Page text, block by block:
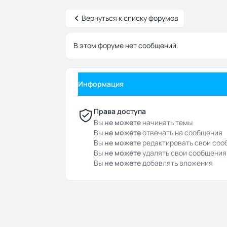
Вернуться к списку форумов
В этом форуме нет сообщений.
Информация
Права доступа
Вы не можете начинать темы
Вы не можетеотвечать на сообщения
Вы не можете редактировать свои
Вы не можетеудалять свои сообщения
Вы не можетедобавлять вложения